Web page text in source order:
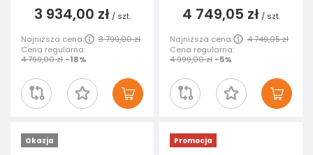
3 934,00 zł / szt.
Najniższa cena:
3 799,00 zł
Cena regularna:
4 799,00 zł -18%
4 749,05 zł / szt.
Najniższa cena:
4 749,05 zł
Cena regularna:
4 999,00 zł -5%
Okazja Promocja